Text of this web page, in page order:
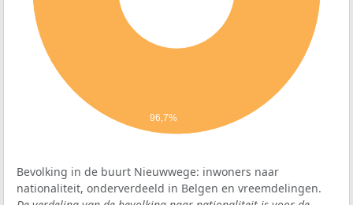
96,7%
Bevolking in de buurt Nieuwwege: inwoners naar
nationaliteit, onderverdeeld in Belgen en vreemdelingen.